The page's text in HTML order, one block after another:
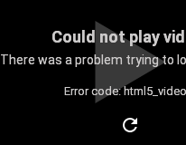
Could not play
There was a problem trying to
Error code: